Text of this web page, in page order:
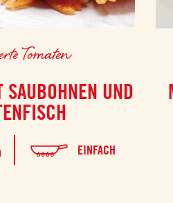
Tomaten
SAUBOHNEN UND
EINFACH